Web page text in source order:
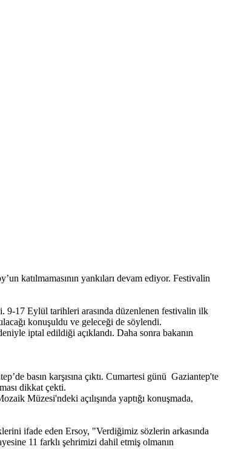
katılmamasının yankıları devam ediyor. Festivalin
9-17 Eylül tarihleri arasında düzenlenen festivalin ilk
konuşuldu ve geleceği de söylendi.
iptal edildiği açıklandı. Daha sonra bakanın
basın karşısına çıktı. Cumartesi günü Gaziantep'te
dikkat çekti.
Müzesi'ndeki açılışında yaptığı konuşmada,
ifade eden Ersoy, "Verdiğimiz sözlerin arkasında
11 farklı şehrimizi dahil etmiş olmanın